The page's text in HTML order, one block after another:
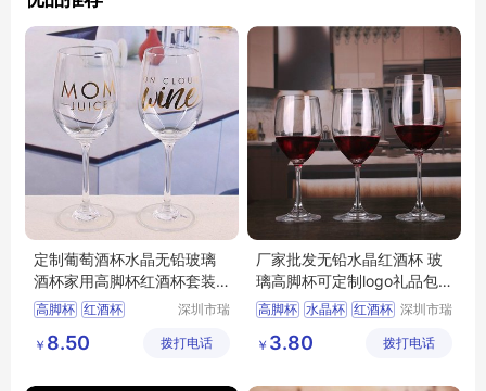
定制葡萄酒杯水晶无铅玻璃
酒杯家用高脚杯红酒杯套装
礼盒
高脚杯 红酒杯
深圳市瑞
品有限公
￥ 8.50 拨打电话
厂家批发无铅水晶红酒杯 玻
璃高脚杯可定制logo礼品包
装
高脚杯 水晶杯 红酒杯 深圳市瑞
品有限公
￥ 3.80 拨打电话